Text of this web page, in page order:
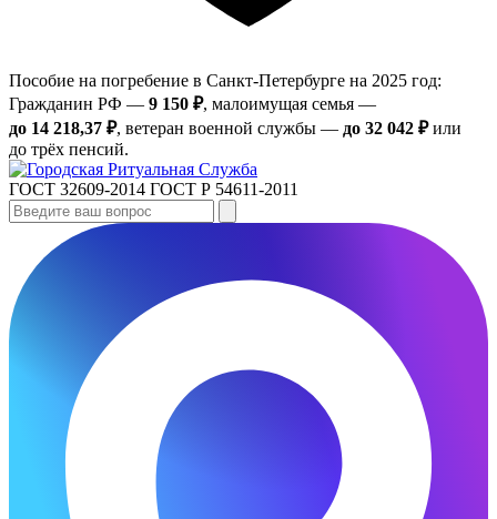
Пособие на погребение в Санкт‑Петербурге на 2025 год:
Гражданин РФ — 9 150 ₽, малоимущая семья —
до 14 218,37 ₽, ветеран военной службы — до 32 042 ₽или
до трёх пенсий.
ГОСТ 32609-2014 ГОСТ Р 54611-2011